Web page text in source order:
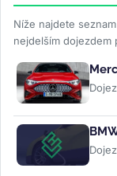
Níže najdete
nejdelším dojezdem